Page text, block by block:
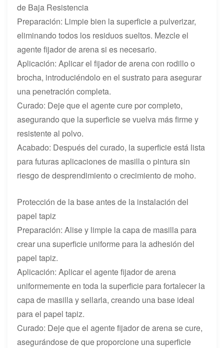
de Baja Resistencia
Preparación: Limpie bien la superficie a pulverizar,
eliminando todos los residuos sueltos. Mezcle el
agente fijador de arena si es necesario.
Aplicación: Aplicar el fijador de arena con rodillo o
brocha, introduciéndolo en el sustrato para asegurar
una penetración completa.
Curado: Deje que el agente cure por completo,
asegurando que la superficie se vuelva más firme y
resistente al polvo.
Acabado: Después del curado, la superficie está lista
para futuras aplicaciones de masilla o pintura sin
riesgo de desprendimiento o crecimiento de moho.
Protección de la base antes de la instalación del
papel tapiz
Preparación: Alise y limpie la capa de masilla para
crear una superficie uniforme para la adhesión del
papel tapiz.
Aplicación: Aplicar el agente fijador de arena
uniformemente en toda la superficie para fortalecer la
capa de masilla y sellarla, creando una base ideal
para el papel tapiz.
Curado: Deje que el agente fijador de arena se cure,
asegurándose de que proporcione una superficie